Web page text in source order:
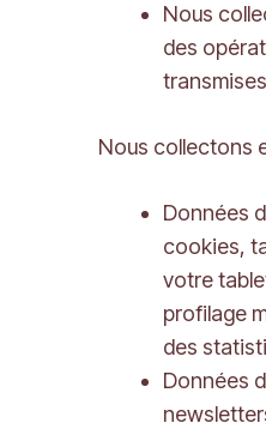
Nous
des
Nous collectons
Données
cookies,
votre
profilage
des
Données